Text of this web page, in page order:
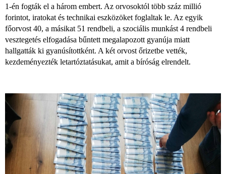
1-én fogták el a három embert. Az orvosoktól több száz millió
forintot, iratokat és technikai eszközöket foglaltak le. Az egyik
főorvost 40, a másikat 51 rendbeli, a szociális munkást 4 rendbeli
vesztegetés elfogadása bűntett megalapozott gyanúja miatt
hallgatták ki gyanúsítottként. A két orvost őrizetbe vették,
kezdeményezték letartóztatásukat, amit a bíróság elrendelt.